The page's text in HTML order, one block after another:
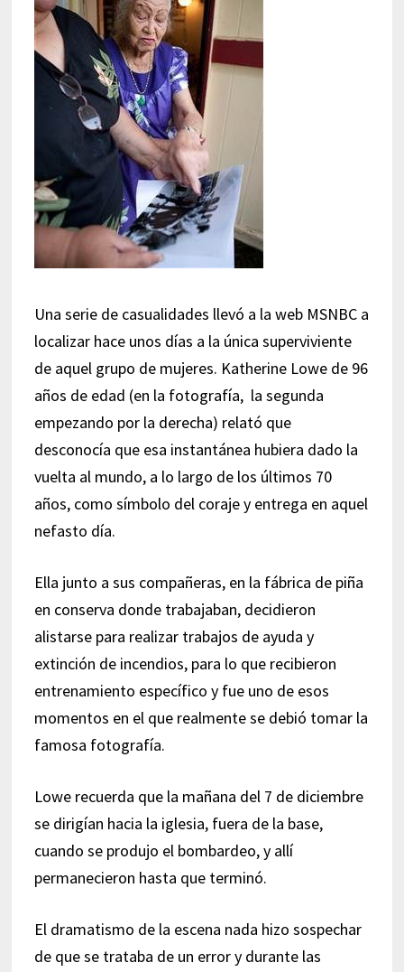
Una serie de casualidades llevó a la web MSNBC a
localizar hace unos días a la única superviviente
de aquel grupo de mujeres. Katherine Lowe de 96
años de edad (en la fotografía, la segunda
empezando por la derecha) relató que
desconocía que esa instantánea hubiera dado la
vuelta al mundo, a lo largo de los últimos 70
años, como símbolo del coraje y entrega en aquel
nefasto día.
Ella junto a sus compañeras, en la fábrica de piña
en conserva donde trabajaban, decidieron
alistarse para realizar trabajos de ayuda y
extinción de incendios, para lo que recibieron
entrenamiento específico y fue uno de esos
momentos en el que realmente se debió tomar la
famosa fotografía.
Lowe recuerda que la mañana del 7 de diciembre
se dirigían hacia la iglesia, fuera de la base,
cuando se produjo el bombardeo, y allí
permanecieron hasta que terminó.
El dramatismo de la escena nada hizo sospechar
de que se trataba de un error y durante las